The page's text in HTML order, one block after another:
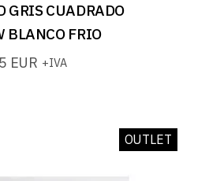
GRIS CUADRADO
BLANCO FRIO
EUR +IVA
OUTLET